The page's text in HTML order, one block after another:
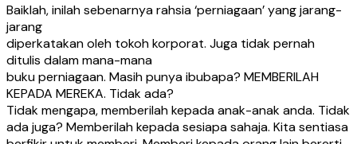
Baiklah, inilah sebenarnya rahsia ‘perniagaan’ yang jarang-
jarang
diperkatakan oleh tokoh korporat. Juga tidak pernah
ditulis dalam mana-mana
buku perniagaan. Masih punya ibubapa? MEMBERILAH
KEPADA MEREKA. Tidak ada?
Tidak mengapa, memberilah kepada anak-anak anda. Tidak
ada juga? Memberilah kepada sesiapa sahaja. Kita sentiasa